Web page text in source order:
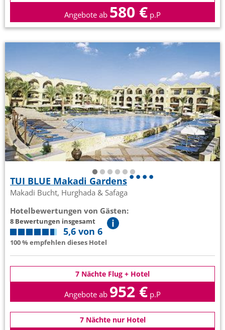
Angebote ab 580 € p.P
TUI BLUE Makadi Gardens
Makadi Bucht, Hurghada & Safaga
Hotelbewertungen von Gästen:
8 Bewertungen insgesamt
5,6 von 6
100 % empfehlen dieses Hotel
7 Nächte Flug + Hotel
Angebote ab 952 € p.P
7 Nächte nur Hotel